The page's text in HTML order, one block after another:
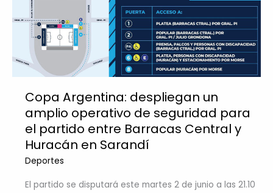
Copa Argentina: despliegan un
amplio operativo de seguridad para
el partido entre Barracas Central y
Huracán en Sarandí
Deportes
El partido se disputará este martes 2 de junio a las 21.10